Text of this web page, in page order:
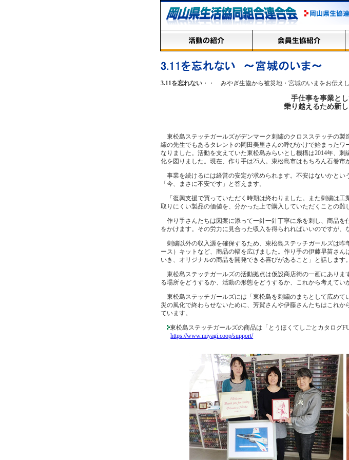
3.11を忘れない ・・ みやぎ生協から被災地・宮城のいまをお伝え
手仕事を事業と
乗り越えるため新
東松島ステッチガールズがデンマーク刺繍のクロスステッチの製
繍の先生でもあるタレントの岡田美里さんの呼びかけで始まった
なりました。活動を支えていた東松島みらいとし機構は2014年、
化を図りました。現在、作り手は25人。東松島市はもちろん石巻市
事業を続けるには経営の安定が求められます。不安はないかと
「今、まさに不安です」と答えます。
「復興支援で買っていただく時期は終わりました。また刺繍は
取りにくい製品の価値を、分かった上で購入していただくことの難
作り手さんたちは図案に添って一針一針丁寧に糸を刺し、商品
をかけます。その労力に見合った収入を得られればいいのですが、
刺繍以外の収入源を確保するため、東松島ステッチガールズは
ース）キットなど、商品の幅を広げました。作り手の伊藤早苗さ
いき、オリジナルの商品を開発できる喜びがあること」と話します。
東松島ステッチガールズの活動拠点は仮設商店街の一画にありま
る場所をどうするか、活動の形態をどうするか、これから考えてい
東松島ステッチガールズには「東松島を刺繍のまちとして広め
災の風化で終わらせないために、芳賀さんや伊藤さんたちはこれ
ています。
東松島ステッチガールズの商品は「とうほくてしごとカタログ
https://www.miyagi.coop/support/